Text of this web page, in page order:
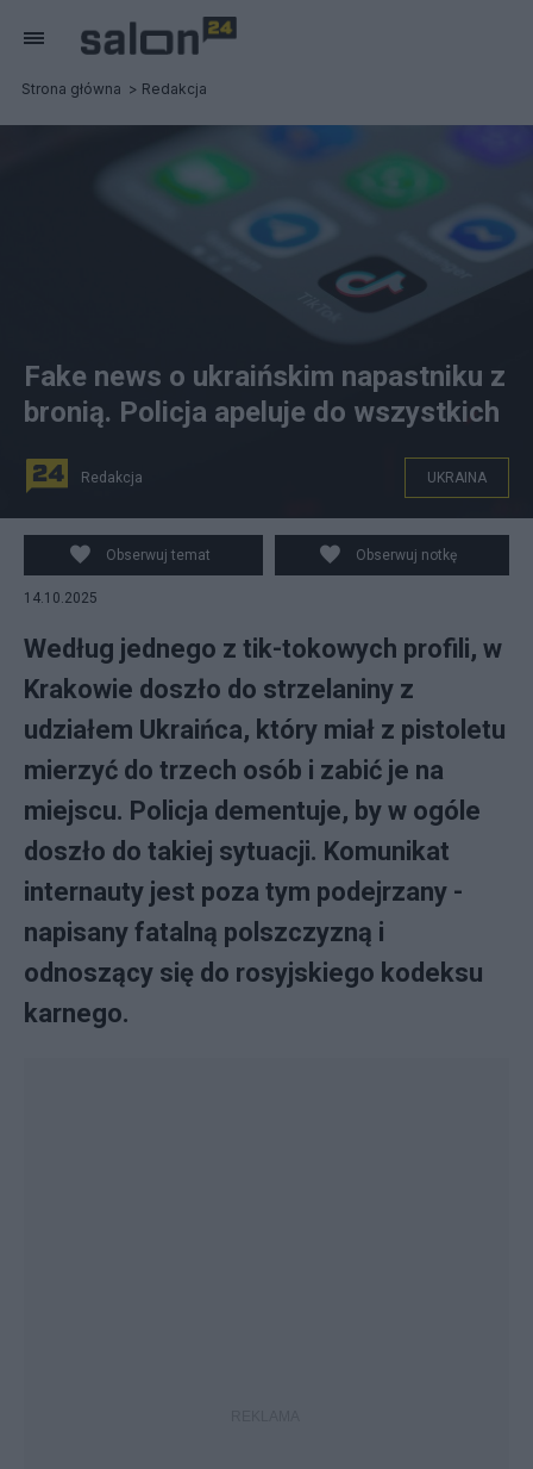
Strona główna Redakcja
Fake news o ukraińskim napastniku z
bronią. Policja apeluje do wszystkich
Redakcja UKRAINA
Obserwuj temat Obserwuj notkę
14.10.2025
Według jednego z tik-tokowych profili, w
Krakowie doszło do strzelaniny z
udziałem Ukraińca, który miał z pistoletu
mierzyć do trzech osób i zabić je na
miejscu. Policja dementuje, by w ogóle
doszło do takiej sytuacji. Komunikat
internauty jest poza tym podejrzany -
napisany fatalną polszczyzną i
odnoszący się do rosyjskiego kodeksu
karnego.